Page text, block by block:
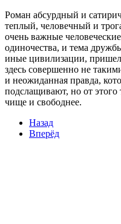
Роман абсурдный и
теплый, человечный и
очень важные
одиночества, и тема
иные цивилизации,
здесь совершенно не
и неожиданная правда,
подслащивают, но от этого
чище и свободнее.
Назад
Вперёд